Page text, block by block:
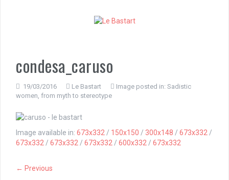
condesa_caruso
19/03/2016 Le Bastart Image posted in: Sadistic
women, from myth to stereotype
Image available in: 673x332 / 150x150 / 300x148 / 673x332 /
673x332 / 673x332 / 673x332 / 600x332 / 673x332
← Previous